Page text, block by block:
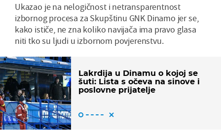
Ukazao je na nelogičnost i netransparentnost
izbornog procesa za Skupštinu GNK Dinamo jer se,
kako ističe, ne zna koliko navijača ima pravo glasa
niti tko su ljudi u izbornom povjerenstvu.
Lakrdija u Dinamu o kojoj se
šuti: Lista s očeva na sinove i
poslovne prijatelje